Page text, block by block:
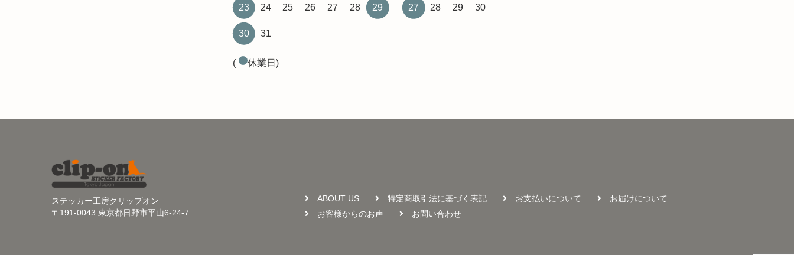
23 24 25 26 27 28 29
30 31
27 28 29 30
( 休業日)
ステッカー工房クリップオン
〒191-0043 東京都日野市平山6-24-7
ABOUT US 特定商取引法に基づく表記 お支払いについて
お届けについて
お客様からのお声
お問い合わせ